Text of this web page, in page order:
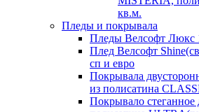
кв.м.
Пледы и покрывала
Пледы Велсофт Люкс
Плед Велсофт
сп и евро
Покрывала
из полисатина
Покрывало стеганное